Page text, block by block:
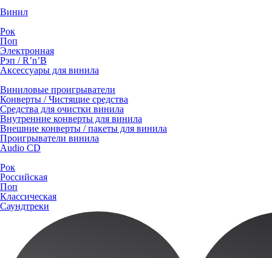
Винил
Рок
Поп
Электронная
Рэп / R’n’B
Аксессуары для винила
Виниловые проигрыватели
Конверты / Чистящие средства
Средства для очистки винила
Внутренние конверты для винила
Внешние конверты / пакеты для винила
Проигрыватели винила
Audio CD
Рок
Российская
Поп
Классическая
Саундтреки